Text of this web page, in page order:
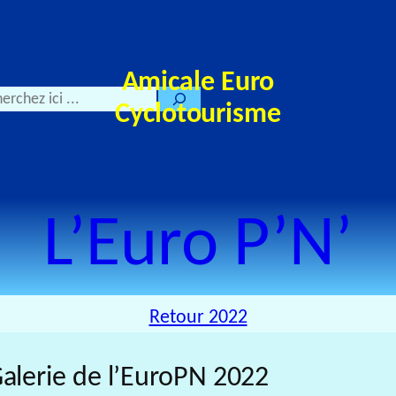
Amicale Euro
Cyclotourisme
L’Euro P’N’
Retour 2022
de l’EuroPN 2022